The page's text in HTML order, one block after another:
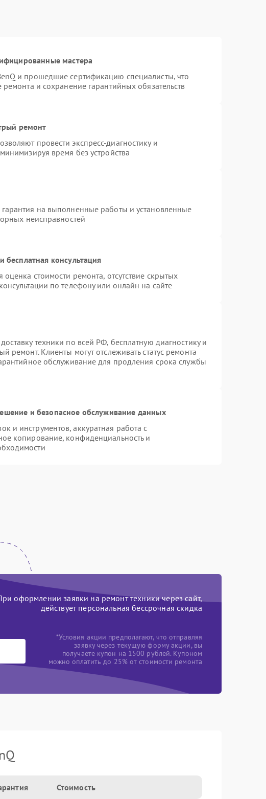
мастера
и прошедшие сертификацию специалисты, что
и сохранение гарантийных обязательств
ремонт
провести экспресс-диагностику и
время без устройства
на выполненные работы и установленные
неисправностей
консультация
стоимости ремонта, отсутствие скрытых
по телефону или онлайн на сайте
техники по всей РФ, бесплатную диагностику и
ремонт. Клиенты могут отслеживать статус ремонта
обслуживание для продления срока службы
и безопасное обслуживание данных
и инструментов, аккуратная работа с
копирование, конфиденциальность и
оформлении заявки на ремонт техники через сайт,
действует персональная бессрочная скидка
*Условия акции предполагают, что отправляя
заявку через текущую форму акции, вы
получаете купон на 1500 рублей. Купоном
можно оплатить до 25% от стоимости ремонта
Стоимость